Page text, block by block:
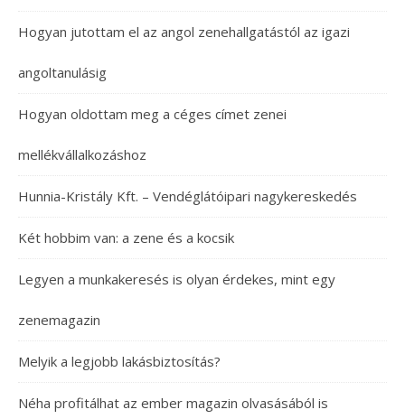
Hogyan jutottam el az angol zenehallgatástól az igazi
angoltanulásig
Hogyan oldottam meg a céges címet zenei
mellékvállalkozáshoz
Hunnia-Kristály Kft. – Vendéglátóipari nagykereskedés
Két hobbim van: a zene és a kocsik
Legyen a munkakeresés is olyan érdekes, mint egy
zenemagazin
Melyik a legjobb lakásbiztosítás?
Néha profitálhat az ember magazin olvasásából is